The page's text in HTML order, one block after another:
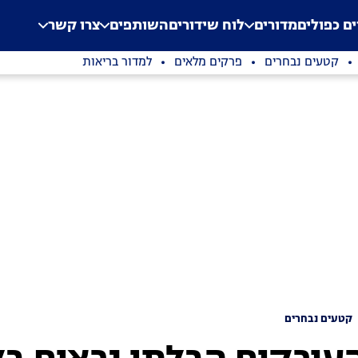
Application error: a
. כפוליםמדורים לוח שידוריםהשותפים צרו קשר
קטעים נבחרים פרקים מלאים למדור בריאות
קטעים נבחרים